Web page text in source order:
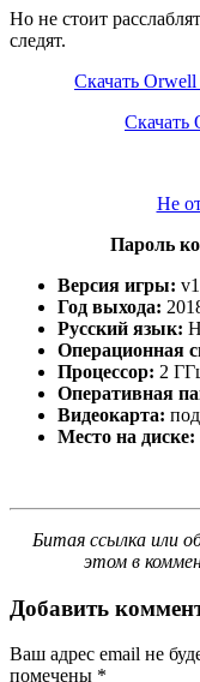
Но не стоит
следят.
Скачать Orwell
Скачать
Не
Пароль
Версия игры:
Год выхода:
Русский язык:
Операционная
Процессор: 2
Оперативная
Видеокарта:
Место на диске:
Битая ссылка или
этом в
Добавить
Ваш адрес email не
помечены *